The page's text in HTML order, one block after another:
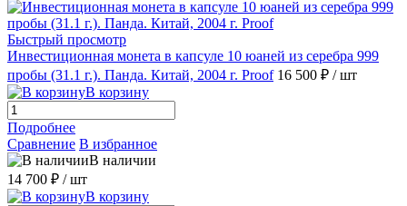
Быстрый просмотр
Инвестиционная монета в капсуле 10 юаней из серебра 999
пробы (31.1 г.). Панда. Китай, 2004 г. Proof 16 500 ₽ / шт
В корзину
Подробнее
Сравнение В избранное
В наличии
14 700 ₽ / шт
В корзину